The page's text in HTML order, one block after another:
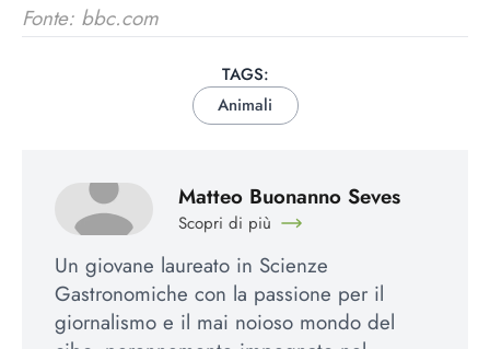
Fonte: bbc.com
TAGS:
Animali
Matteo Buonanno Seves
Scopri di più
Un giovane laureato in Scienze
Gastronomiche con la passione per il
giornalismo e il mai noioso mondo del